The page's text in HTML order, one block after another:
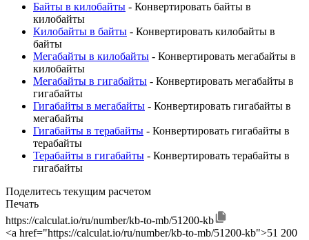
Байты в килобайты - Конвертировать байты в
килобайты
Килобайты в байты - Конвертировать килобайты в
байты
Мегабайты в килобайты - Конвертировать мегабайты в
килобайты
Мегабайты в гигабайты - Конвертировать мегабайты в
гигабайты
Гигабайты в мегабайты - Конвертировать гигабайты в
мегабайты
Гигабайты в терабайты - Конвертировать гигабайты в
терабайты
Терабайты в гигабайты - Конвертировать терабайты в
гигабайты
Поделитесь текущим расчетом
Печать
https://calculat.io/ru/number/kb-to-mb/51200-kb
<a href="https://calculat.io/ru/number/kb-to-mb/51200-kb">51 200